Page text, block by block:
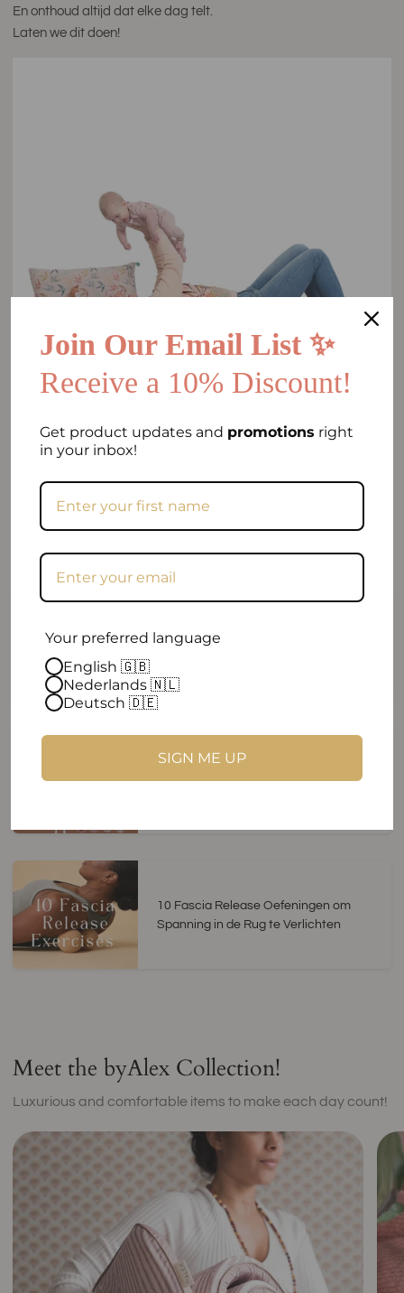
En onthoud altijd dat elke dag telt.
Laten we dit doen!
Share
Lees verder
houding: kurk yoga benodigdheden,
Wat is Fascia? Een eenvoudige gids
10 Fascia Release Oefeningen om
Spanning in de Rug te Verlichten
Meet the byAlex Collection!
Luxurious and comfortable items to make each day count!
Join Our Email List ✨
Receive a 10% Discount!
Get product updates and promotions right
in your inbox!
Your preferred language
English 🇬🇧
Nederlands 🇳🇱
Deutsch 🇩🇪
SIGN ME UP